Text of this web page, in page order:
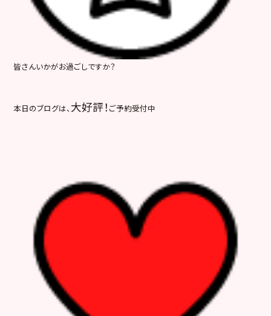
皆さんいかがお過ごしですか？
本日のブログは、 大好評！ ご予約受付中